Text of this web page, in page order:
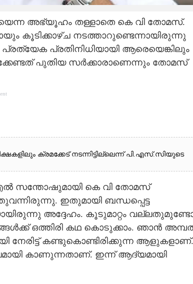
അഭ്യൂഹം തള്ളാതെ കെ വി തോമസ്.
കൂടിക്കാഴ്‌ച നടത്താറുണ്ടെന്നായിരുന്നു
പ്രതിനിധിയായി ആരെയെങ്കിലും
പുതിയ സർക്കാരാണെന്നും തോമസ്
ക്രമക്കേട് നടന്നിട്ടില്ലെന്ന് പി.എസ്.സിയുടെ
സന്തോഷുമായി കെ വി തോമസ്
ഇതുമായി ബന്ധപ്പെട്ട
അദ്ദേഹം. കൂടുമാറ്റം
ഒത്തിരി കഥ കൊടുക്കാം. ഞാൻ
നേരിട്ട് കണ്ടുകൊണ്ടിരിക്കുന്ന ആളുകളാണ്.
കാണുന്നതാണ്. ഇന്ന് ആദ്യമായി